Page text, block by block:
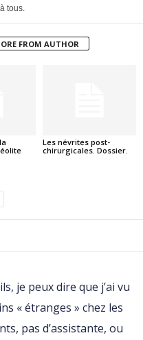
tous.
FROM AUTHOR
Les névrites post-
chirurgicales. Dossier.
je peux dire que j’ai vu
« étranges » chez les
pas d’assistante, ou